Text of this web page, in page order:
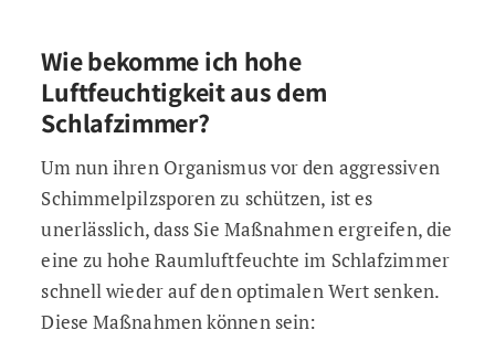
Wie bekomme ich hohe
Luftfeuchtigkeit aus dem
Schlafzimmer?
Um nun ihren Organismus vor den aggressiven
Schimmelpilzsporen zu schützen, ist es
unerlässlich, dass Sie Maßnahmen ergreifen, die
eine zu hohe Raumluftfeuchte im Schlafzimmer
schnell wieder auf den optimalen Wert senken.
Diese Maßnahmen können sein: